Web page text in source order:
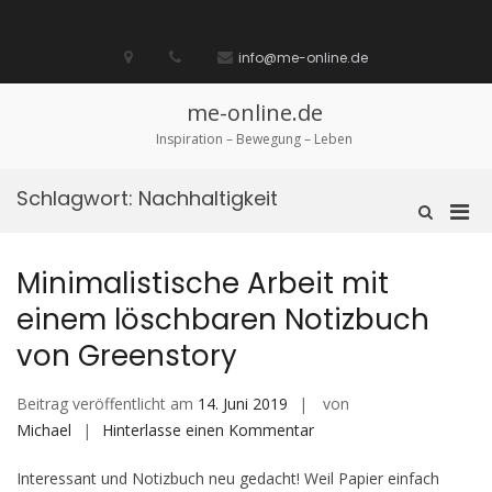
biete
/
Ich
suche
diese
Seite
info@me-online.de
me-online.de
Inspiration – Bewegung – Leben
Such-
Schlagwort: Nachhaltigkeit
Minimalistische Arbeit mit
einem löschbaren Notizbuch
von Greenstory
Beitrag veröffentlicht am 14. Juni 2019
von
Michael
Hinterlasse einen Kommentarauf
Arbeit
Interessant und Notizbuch neu gedacht! Weil Papier einfach